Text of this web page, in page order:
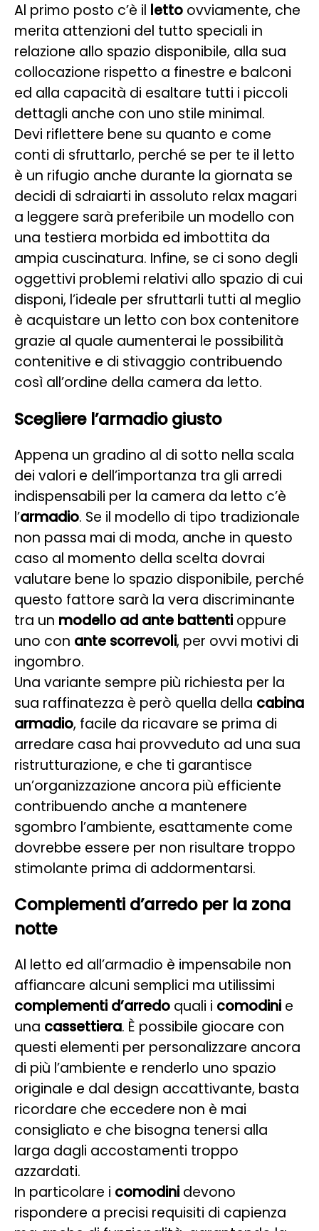
Al primo posto c’è il letto ovviamente, che
merita attenzioni del tutto speciali in
relazione allo spazio disponibile, alla sua
collocazione rispetto a finestre e balconi
ed alla capacità di esaltare tutti i piccoli
dettagli anche con uno stile minimal.
Devi riflettere bene su quanto e come
conti di sfruttarlo, perché se per te il letto
è un rifugio anche durante la giornata se
decidi di sdraiarti in assoluto relax magari
a leggere sarà preferibile un modello con
una testiera morbida ed imbottita da
ampia cuscinatura. Infine, se ci sono degli
oggettivi problemi relativi allo spazio di cui
disponi, l’ideale per sfruttarli tutti al meglio
è acquistare un letto con box contenitore
grazie al quale aumenterai le possibilità
contenitive e di stivaggio contribuendo
così all’ordine della camera da letto.
Scegliere l’armadio giusto
Appena un gradino al di sotto nella scala
dei valori e dell’importanza tra gli arredi
indispensabili per la camera da letto c’è
l’armadio. Se il modello di tipo tradizionale
non passa mai di moda, anche in questo
caso al momento della scelta dovrai
valutare bene lo spazio disponibile, perché
questo fattore sarà la vera discriminante
tra un modello ad ante battenti oppure
uno con ante scorrevoli, per ovvi motivi di
ingombro.
Una variante sempre più richiesta per la
sua raffinatezza è però quella della cabina
armadio, facile da ricavare se prima di
arredare casa hai provveduto ad una sua
ristrutturazione, e che ti garantisce
un’organizzazione ancora più efficiente
contribuendo anche a mantenere
sgombro l’ambiente, esattamente come
dovrebbe essere per non risultare troppo
stimolante prima di addormentarsi.
Complementi d’arredo per la zona
notte
Al letto ed all’armadio è impensabile non
affiancare alcuni semplici ma utilissimi
complementi d’arredo quali i comodini e
una cassettiera. È possibile giocare con
questi elementi per personalizzare ancora
di più l’ambiente e renderlo uno spazio
originale e dal design accattivante, basta
ricordare che eccedere non è mai
consigliato e che bisogna tenersi alla
larga dagli accostamenti troppo
azzardati.
In particolare i comodini devono
rispondere a precisi requisiti di capienza